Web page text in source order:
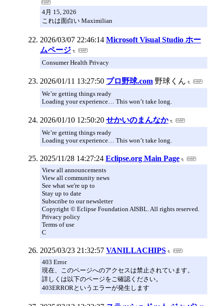
4月 15, 2026
これは面白い Maximilian
2026/03/07 22:46:14 Microsoft Visual Studio ホー
ムページ
Consumer Health Privacy
2026/01/11 13:27:50 プロ野球.com 野球くん
We’re getting things ready
Loading your experience… This won’t take long.
2026/01/10 12:50:20 せかいのまんなか
We’re getting things ready
Loading your experience… This won’t take long.
2025/11/28 14:27:24 Eclipse.org Main Page
View all announcements
View all community news
See what we're up to
Stay up to date
Subscribe to our newsletter
Copyright © Eclipse Foundation AISBL. All rights reserved.
Privacy policy
Terms of use
C
2025/03/23 21:32:57 VANILLACHIPS
403 Error
現在、このページへのアクセスは禁止されています。
詳しくは以下のページをご確認ください。
403ERRORというエラーが発生します